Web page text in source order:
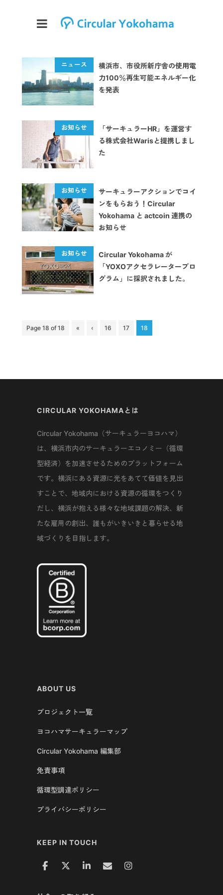
横浜市、市役所新庁舎の使用電
力100％再生可能エネルギー化
を発表
「サーキュラーHR」を運営す
る株式会社Warisと提携しまし
た
サーキュラーアクションでコイ
ンをもらおう！Circular
Yokohama と actcoin 連携の
お知らせ
Circular Yokohama が
「YOXOアクセラレータープロ
グラム」に採択されました。
Page 18 of 18 « ‹ 16 17 18
CIRCULAR YOKOHAMAとは
Circular Yokohama（サーキュラーヨコハマ）
は、横浜市内のサーキュラーエコノミー（循環
型経済）を加速させるためのプラットフォーム
です。横浜にある資源に光をあてて価値を見出
すことで、地域内における資源の循環をつくり
だし、横浜が抱える様々な地域課題の解決、新
たな雇用の創出、誰もがいきいきと暮らせる地
域づくりを目指します。
ABOUT US
プロジェクト一覧
ヨコハマサーキュラーマップ
Circular Yokohama 編集部
免責事項
循環型調達ポリシー
プライバシーポリシー
KEEP IN TOUCH